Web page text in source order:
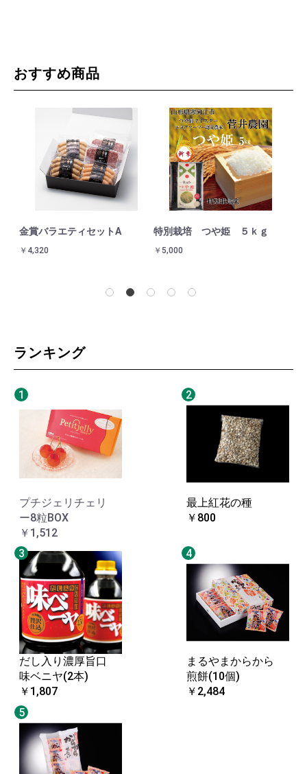
おすすめ商品
金賞バラエティセットA
￥4,320
特別栽培 つや姫 ５ｋｇ
￥5,000
ランキング
1
プチジェリチェリ
ー8粒BOX
￥1,512
2
最上紅花の種
￥800
3
だし入り濃厚旨口
味ベニヤ(2本)
￥1,807
4
まるやまからから
煎餅(10個)
￥2,484
5